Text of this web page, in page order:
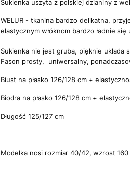
Sukienka uszyta z polskiej dzianiny z
WELUR - tkanina bardzo delikatna,
elastycznym włóknom bardzo ładnie się
Sukienka nie jest gruba, pięknie układa
Fason prosty, uniwersalny,
Biust na płasko 126/128 cm +
Biodra na płasko 126/128 cm +
Długość 125/127 cm
Modelka nosi rozmiar 40/42, wzrost 160